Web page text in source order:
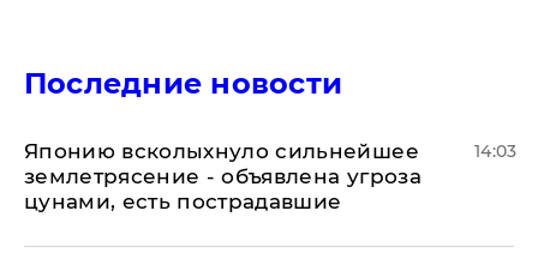
Последние новости
Японию всколыхнуло сильнейшее
землетрясение - объявлена угроза
цунами, есть пострадавшие
14:03